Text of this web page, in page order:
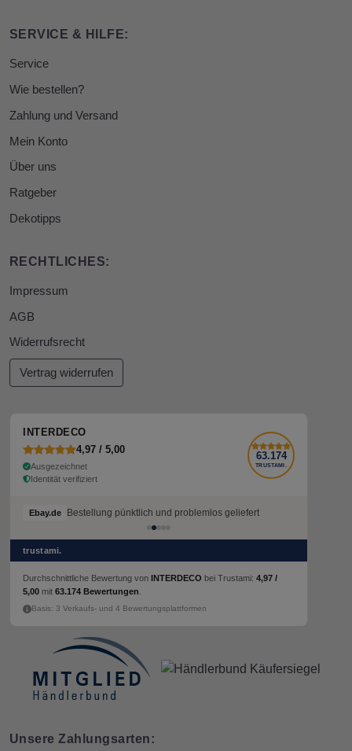
SERVICE & HILFE:
Service
Wie bestellen?
Zahlung und Versand
Mein Konto
Über uns
Ratgeber
Dekotipps
RECHTLICHES:
Impressum
AGB
Widerrufsrecht
Vertrag widerrufen
INTERDECO
4,97 / 5,00
Ausgezeichnet
Identität verifiziert
63.174
TRUSTAMI.
Ebay.de Bestellung pünktlich und problemlos geliefert
trustami.
Durchschnittliche Bewertung von INTERDECO bei Trustami: 4,97 /
5,00 mit 63.174 Bewertungen
Basis: 3 Verkaufs- und 4 Bewertungsplattformen
Unsere Zahlungsarten: